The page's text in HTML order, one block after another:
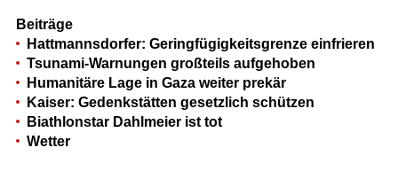
Beiträge
Hattmannsdorfer: Geringfügigkeitsgrenze einfrieren
Tsunami-Warnungen großteils aufgehoben
Humanitäre Lage in Gaza weiter prekär
Kaiser: Gedenkstätten gesetzlich schützen
Biathlonstar Dahlmeier ist tot
Wetter